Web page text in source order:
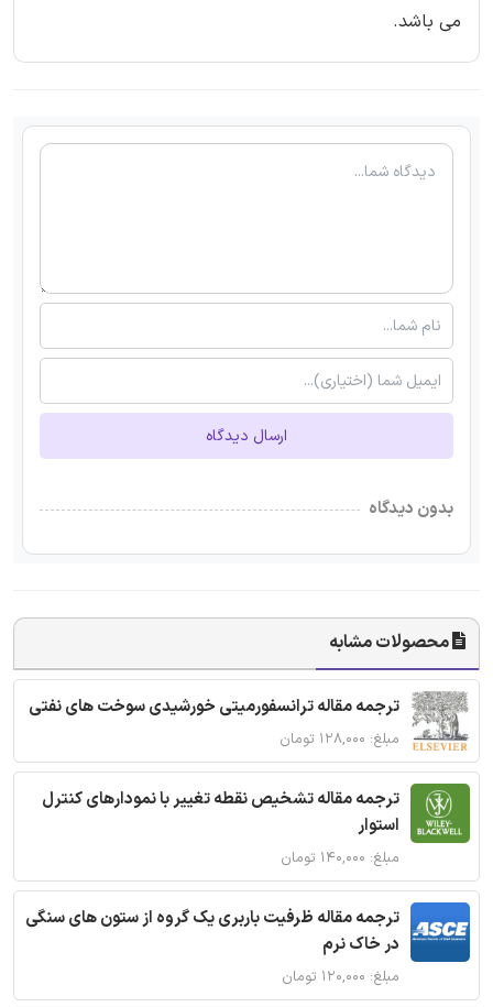
می باشد.
ارسال دیدگاه
بدون دیدگاه
محصولات مشابه
ترجمه مقاله ترانسفورمیتی خورشیدی سوخت های نفتی
مبلغ: ۱۲۸,۰۰۰ تومان
ترجمه مقاله تشخیص نقطه تغییر با نمودارهای کنترل
استوار
مبلغ: ۱۴۰,۰۰۰ تومان
ترجمه مقاله ظرفیت باربری یک گروه از ستون های سنگی
در خاک نرم
مبلغ: ۱۲۰,۰۰۰ تومان